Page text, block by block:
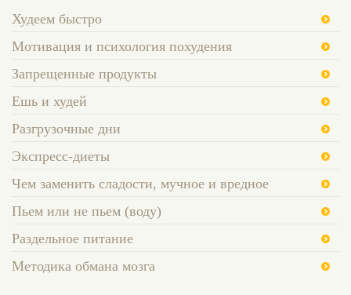
Худеем быстро
Мотивация и психология похудения
Запрещенные продукты
Ешь и худей
Разгрузочные дни
Экспресс-диеты
Чем заменить сладости, мучное и вредное
Пьем или не пьем (воду)
Раздельное питание
Методика обмана мозга